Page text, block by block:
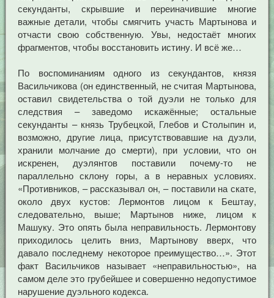
секунданты, скрывшие и переиначившие многие
важные детали, чтобы смягчить участь Мартынова и
отчасти свою собственную. Увы, недостаёт многих
фрагментов, чтобы восстановить истину. И всё же…
По воспоминаниям одного из секундантов, князя
Васильчикова (он единственный, не считая Мартынова,
оставил свидетельства о той дуэли не только для
следствия – заведомо искажённые; остальные
секунданты – князь Трубецкой, Глебов и Столыпин и,
возможно, другие лица, присутствовавшие на дуэли,
хранили молчание до смерти), при условии, что он
искренен, дуэлянтов поставили почему-то не
параллельно склону горы, а в неравных условиях.
«Противников, – рассказывал он, – поставили на скате,
около двух кустов: Лермонтов лицом к Бештау,
следовательно, выше; Мартынов ниже, лицом к
Машуку. Это опять была неправильность. Лермонтову
приходилось целить вниз, Мартынову вверх, что
давало последнему некоторое преимущество…». Этот
факт Васильчиков называет «неправильностью», на
самом деле это грубейшее и совершенно недопустимое
нарушение дуэльного кодекса.